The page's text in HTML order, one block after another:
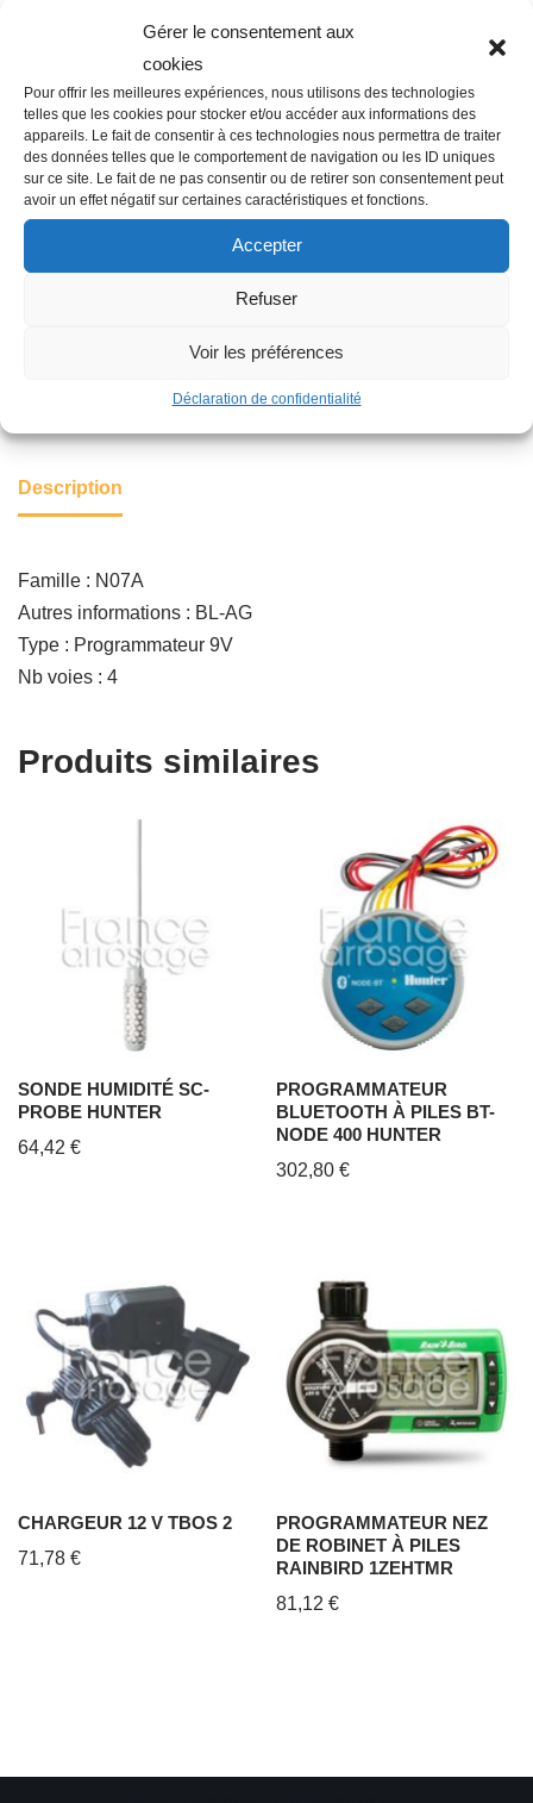
Gérer le consentement aux
cookies
Pour offrir les meilleures expériences, nous utilisons des technologies
telles que les cookies pour stocker et/ou accéder aux informations des
appareils. Le fait de consentir à ces technologies nous permettra de traiter
des données telles que le comportement de navigation ou les ID uniques
sur ce site. Le fait de ne pas consentir ou de retirer son consentement peut
avoir un effet négatif sur certaines caractéristiques et fonctions.
Accepter
Refuser
Voir les préférences
Déclaration de confidentialité
Pilotez votre BL-AG à distance avec votre smartphone ou
* Diminuez votre consommation d’eau
Gérer parfaitement votre programmation sur votre
téléphone
Ajouter au panier
ARROSAGE AUTOMATIQUE
Description
Famille : N07A
Autres informations : BL-AG
Type : Programmateur 9V
Nb voies : 4
Produits similaires
SONDE HUMIDITÉ SC-
PROBE HUNTER
64,42 €
PROGRAMMATEUR
BLUETOOTH À PILES BT-
NODE 400 HUNTER
302,80€
CHARGEUR 12 V TBOS 2
71,78 €
PROGRAMMATEUR NEZ
DE ROBINET À PILES
RAINBIRD 1ZEHTMR
81,12€